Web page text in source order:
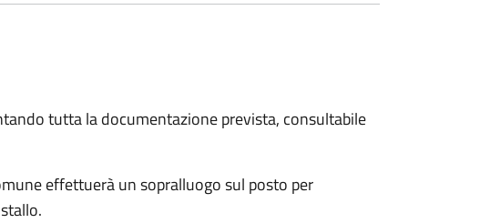
tutta la documentazione prevista, consultabile
effettuerà un sopralluogo sul posto per